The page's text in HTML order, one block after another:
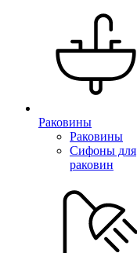
Раковины
Раковины
Сифоны для
раковин